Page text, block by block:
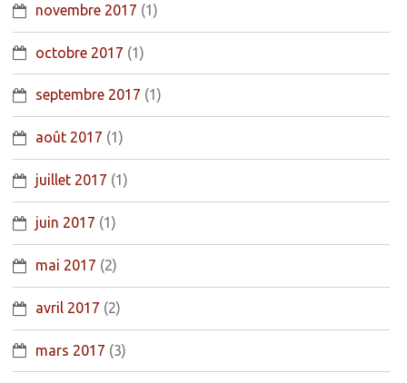
novembre 2017 (1)
octobre 2017 (1)
septembre 2017 (1)
août 2017 (1)
juillet 2017 (1)
juin 2017 (1)
mai 2017 (2)
avril 2017 (2)
mars 2017 (3)